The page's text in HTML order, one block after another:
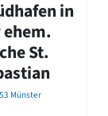
2020
in
St.
Münster